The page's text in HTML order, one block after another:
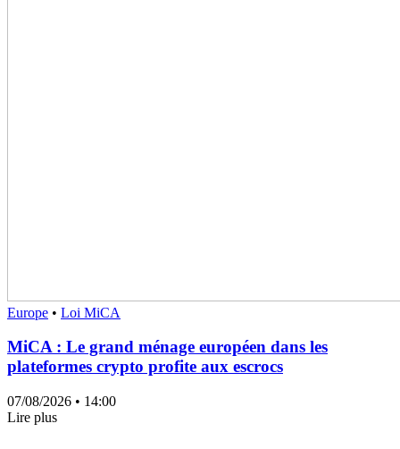
Europe • Loi MiCA
MiCA : Le grand ménage européen dans les
plateformes crypto profite aux escrocs
07/08/2026 • 14:00
Lire plus